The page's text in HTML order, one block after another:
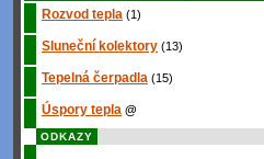
Rozvod tepla (1)
Sluneční kolektory (13)
Tepelná čerpadla (15)
Úspory tepla @
ODKAZY